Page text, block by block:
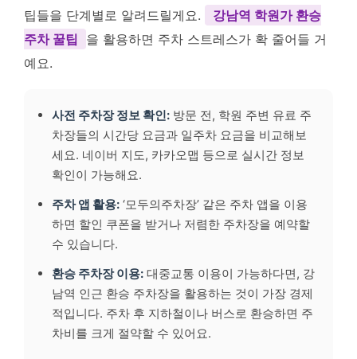
팁들을 단계별로 알려드릴게요.
강남역 학원가 환승
주차 꿀팁
을 활용하면 주차 스트레스가 확 줄어들 거
예요.
사전 주차장 정보 확인: 방문 전, 학원 주변 유료 주
차장들의 시간당 요금과 일주차 요금을 비교해보
세요. 네이버 지도, 카카오맵 등으로 실시간 정보
확인이 가능해요.
주차 앱 활용: ‘모두의주차장’ 같은 주차 앱을 이용
하면 할인 쿠폰을 받거나 저렴한 주차장을 예약할
수 있습니다.
환승 주차장 이용: 대중교통 이용이 가능하다면, 강
남역 인근 환승 주차장을 활용하는 것이 가장 경제
적입니다. 주차 후 지하철이나 버스로 환승하면 주
차비를 크게 절약할 수 있어요.